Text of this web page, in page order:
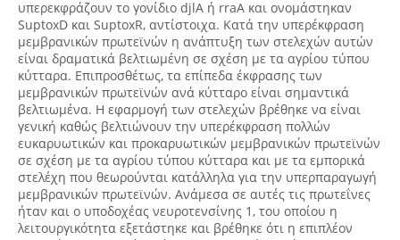
υπερεκφράζουν το γονίδιο djlA ή rraA και ονομάστηκαν
SuptoxD και SuptoxR, αντίστοιχα. Κατά την υπερέκφραση
μεμβρανικών πρωτεϊνών η ανάπτυξη των στελεχών αυτών
είναι δραματικά βελτιωμένη σε σχέση με τα αγρίου τύπου
κύτταρα. Επιπροσθέτως, τα επίπεδα έκφρασης των
μεμβρανικών πρωτεϊνών ανά κύτταρο είναι σημαντικά
βελτιωμένα. Η εφαρμογή των στελεχών βρέθηκε να είναι
γενική καθώς βελτιώνουν την υπερέκφραση πολλών
ευκαρυωτικών και προκαρυωτικών μεμβρανικών πρωτεϊνών
σε σχέση με τα αγρίου τύπου κύτταρα και με τα εμπορικά
στελέχη που θεωρούνται κατάλληλα για την υπερπαραγωγή
μεμβρανικών πρωτεϊνών. Ανάμεσα σε αυτές τις πρωτεΐνες
ήταν και ο υποδοχέας νευροτενσίνης 1, του οποίου η
λειτουργικότητα εξετάστηκε και βρέθηκε ότι η επιπλέον